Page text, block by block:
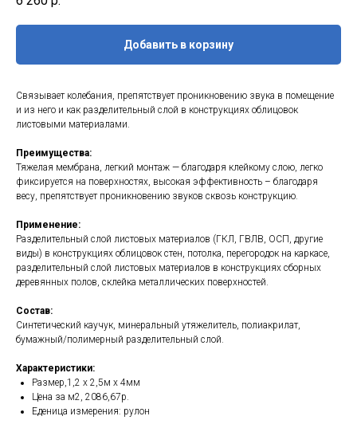
Добавить в корзину
Связывает колебания, препятствует проникновению звука в помещение
и из него и как разделительный слой в конструкциях облицовок
листовыми материалами.
Преимущества:
Тяжелая мембрана, легкий монтаж — благодаря клейкому слою, легко
фиксируется на поверхностях, высокая эффективность – благодаря
весу, препятствует проникновению звуков сквозь конструкцию.
Применение:
Разделительный слой листовых материалов (ГКЛ, ГВЛВ, ОСП, другие
виды) в конструкциях облицовок стен, потолка, перегородок на каркасе,
разделительный слой листовых материалов в конструкциях сборных
деревянных полов, склейка металлических поверхностей.
Состав:
Синтетический каучук, минеральный утяжелитель, полиакрилат,
бумажный/полимерный разделительный слой.
Характеристики:
Размер,1,2 х 2,5м х 4мм
Цена за м2, 2086,67р.
Еденица измерения: рулон